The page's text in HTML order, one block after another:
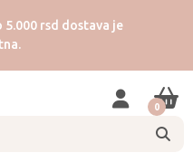
5.000 rsd dostava je
0